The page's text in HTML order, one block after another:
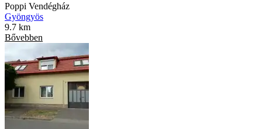
Poppi Vendégház
Gyöngyös
9.7 km
Bővebben